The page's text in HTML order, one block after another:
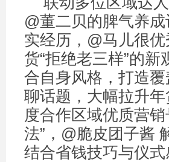
@董二贝的脾气养
实经历，@马儿很
货“拒绝老三样”的
合自身风格，打造
聊话题，大幅拉升
度合作区域优质营
法”，@脆皮团子酱
结合省钱技巧与仪